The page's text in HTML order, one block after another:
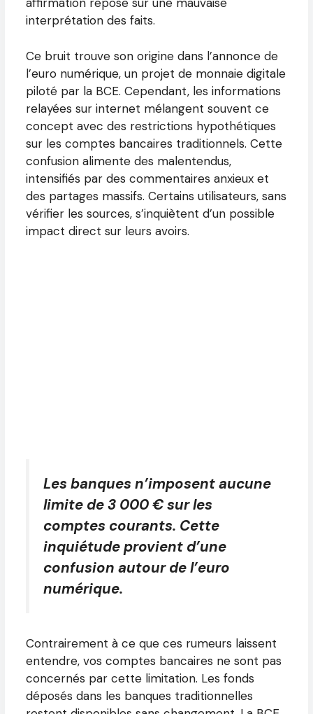
interprétation des faits.
Ce bruit trouve son origine dans l’annonce de
l’euro numérique, un projet de monnaie digitale
piloté par la BCE. Cependant, les informations
relayées sur internet mélangent souvent ce
concept avec des restrictions hypothétiques
sur les comptes bancaires traditionnels. Cette
confusion alimente des malentendus,
intensifiés par des commentaires anxieux et
des partages massifs. Certains utilisateurs, sans
vérifier les sources, s’inquiètent d’un possible
impact direct sur leurs avoirs.
Les banques n’imposent aucune
limite de 3 000 € sur les
comptes courants. Cette
inquiétude provient d’une
confusion autour de l’euro
numérique.
Contrairement à ce que ces rumeurs laissent
entendre, vos comptes bancaires ne sont pas
concernés par cette limitation. Les fonds
déposés dans les banques traditionnelles